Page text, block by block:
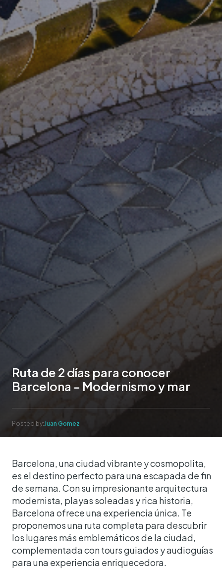
Ruta de 2 días para conocer
Barcelona - Modernismo y mar
Posted by:Juan Gomez
Barcelona, una ciudad vibrante y cosmopolita,
es el destino perfecto para una escapada de fin
de semana. Con su impresionante arquitectura
modernista, playas soleadas y rica historia,
Barcelona ofrece una experiencia única. Te
proponemos una ruta completa para descubrir
los lugares más emblemáticos de la ciudad,
complementada con tours guiados y audioguías
para una experiencia enriquecedora.